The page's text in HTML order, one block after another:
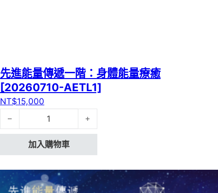
先進能量傳遞一階：身體能量療癒
[20260710-AETL1]
NT$15,000
先進能量傳遞一階：身體能量療癒[20260710-AETL1] 數量
加入購物車